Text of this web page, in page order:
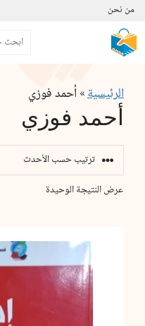
انتقل
إلى
المحتوى
من نحن
البحث
الرئيسية» أحمد فوزي
أحمد فوزي
عرض النتيجة الوحيدة